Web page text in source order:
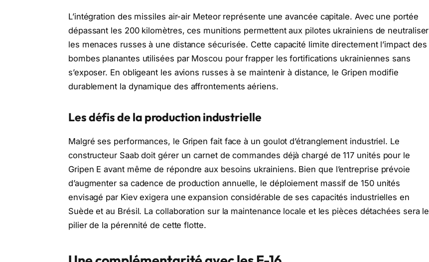
L’intégration des missiles air-air Meteor représente une avancée capitale. Avec une portée
dépassant les 200 kilomètres, ces munitions permettent aux pilotes ukrainiens de neutraliser
les menaces russes à une distance sécurisée. Cette capacité limite directement l’impact des
bombes planantes utilisées par Moscou pour frapper les fortifications ukrainiennes sans
s’exposer. En obligeant les avions russes à se maintenir à distance, le Gripen modifie
durablement la dynamique des affrontements aériens.
Les défis de la production industrielle
Malgré ses performances, le Gripen fait face à un goulot d’étranglement industriel. Le
constructeur Saab doit gérer un carnet de commandes déjà chargé de 117 unités pour le
Gripen E avant même de répondre aux besoins ukrainiens. Bien que l’entreprise prévoie
d’augmenter sa cadence de production annuelle, le déploiement massif de 150 unités
envisagé par Kiev exigera une expansion considérable de ses capacités industrielles en
Suède et au Brésil. La collaboration sur la maintenance locale et les pièces détachées sera le
pilier de la pérennité de cette flotte.